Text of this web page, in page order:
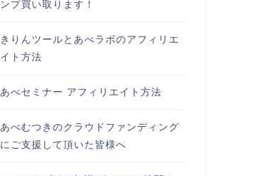
ンプ買い取ります！
きりんツールとあべラボのアフィリエ
イト方法
あべセミナー アフィリエイト方法
あべむつきのクラウドファンディング
にご支援して頂いた皆様へ